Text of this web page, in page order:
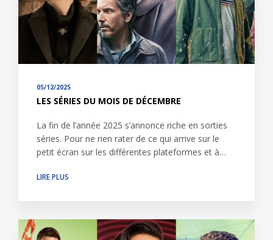
05/12/2025
LES SÉRIES DU MOIS DE DÉCEMBRE
La fin de l’année 2025 s’annonce riche en sorties
séries. Pour ne rien rater de ce qui arrive sur le
petit écran sur les différentes plateformes et à…
LIRE PLUS